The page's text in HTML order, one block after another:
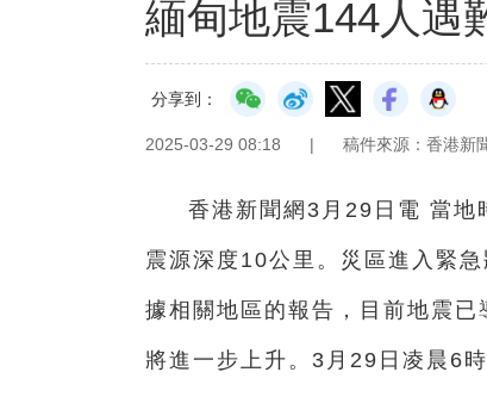
緬甸地震144人遇
分享到：
2025-03-29 08:18 | 稿件來源：香港新
香港新聞網3月29日電 當地
震源深度10公里。災區進入緊
據相關地區的報告，目前地震
將進一步上升。3月29日凌晨6